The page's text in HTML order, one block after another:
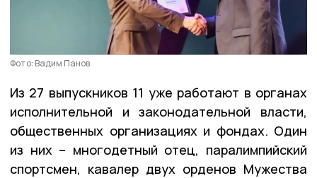
Фото: Вадим Панов
Из 27 выпускников 11 уже работают в органах
исполнительной и законодательной власти,
общественных организациях и фондах. Один
из них – многодетный отец, паралимпийский
спортсмен, кавалер двух орденов Мужества